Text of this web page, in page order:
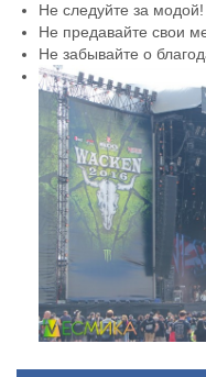
Не следуйте за модой!
Не предавайте свои
Не забывайте о